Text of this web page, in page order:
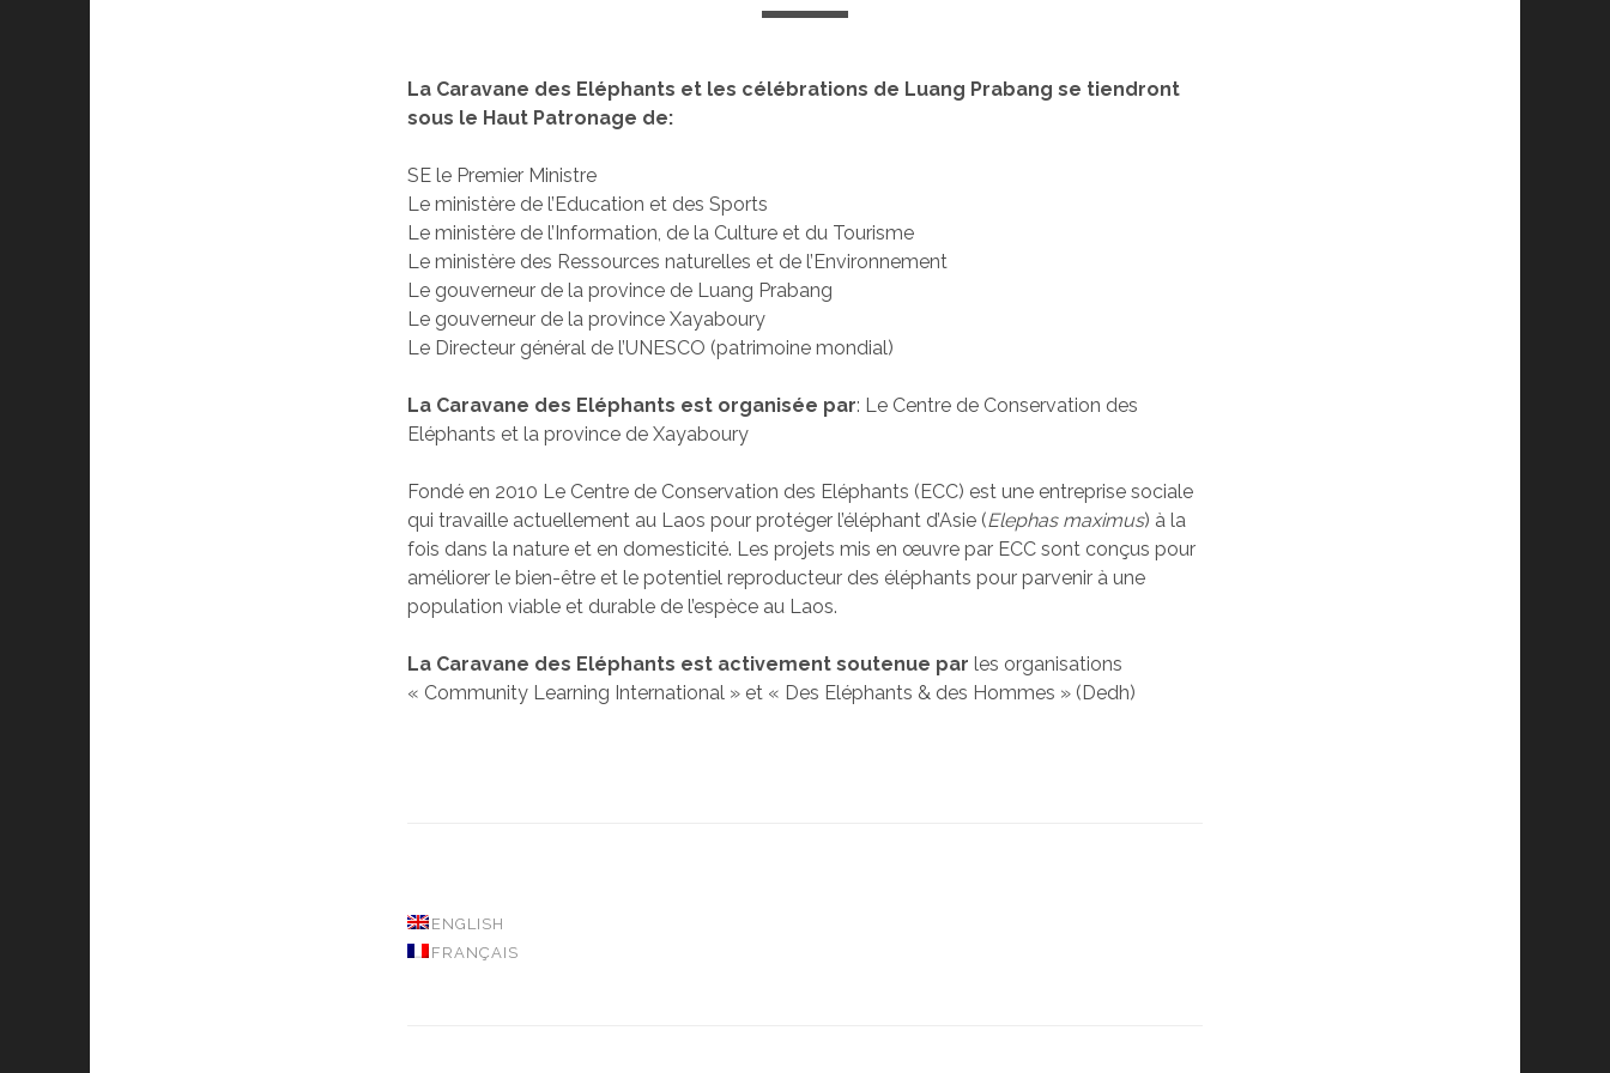
La Caravane des Eléphants et les célébrations de Luang Prabang se tiendront
sous le Haut Patronage de:
SE le Premier Ministre
Le ministère de l’Education et des Sports
Le ministère de l’Information, de la Culture et du Tourisme
Le ministère des Ressources naturelles et de l’Environnement
Le gouverneur de la province de Luang Prabang
Le gouverneur de la province Xayaboury
Le Directeur général de l’UNESCO (patrimoine mondial)
La Caravane des Eléphants est organisée par: Le Centre de Conservation des
Eléphants et la province de Xayaboury
Fondé en 2010 Le Centre de Conservation des Eléphants (ECC) est une entreprise sociale
qui travaille actuellement au Laos pour protéger l’éléphant d’Asie (Elephas maximus) à la
fois dans la nature et en domesticité. Les projets mis en œuvre par ECC sont conçus pour
améliorer le bien-être et le potentiel reproducteur des éléphants pour parvenir à une
population viable et durable de l’espèce au Laos.
La Caravane des Eléphants est activement soutenue par les organisations
« Community Learning International » et « Des Eléphants & des Hommes » (Dedh)
ENGLISH
FRANÇAIS